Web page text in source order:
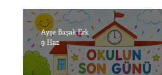
Ayşe Başak Erk
9 Haz